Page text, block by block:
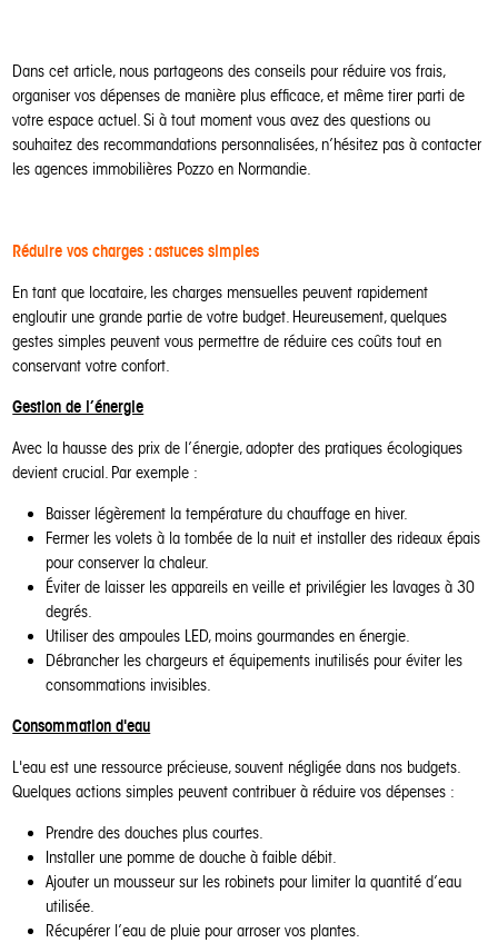
Dans cet article, nous partageons des conseils pour réduire vos frais,
organiser vos dépenses de manière plus efficace, et même tirer parti de
votre espace actuel. Si à tout moment vous avez des questions ou
souhaitez des recommandations personnalisées, n’hésitez pas à contacter
les agences immobilières Pozzo en Normandie.
Réduire vos charges : astuces simples
En tant que locataire, les charges mensuelles peuvent rapidement
engloutir une grande partie de votre budget. Heureusement, quelques
gestes simples peuvent vous permettre de réduire ces coûts tout en
conservant votre confort.
Gestion de l’énergie
Avec la hausse des prix de l’énergie, adopter des pratiques écologiques
devient crucial. Par exemple :
Baisser légèrement la température du chauffage en hiver.
Fermer les volets à la tombée de la nuit et installer des rideaux épais
pour conserver la chaleur.
Éviter de laisser les appareils en veille et privilégier les lavages à 30
degrés.
Utiliser des ampoules LED, moins gourmandes en énergie.
Débrancher les chargeurs et équipements inutilisés pour éviter les
consommations invisibles.
Consommation d'eau
L'eau est une ressource précieuse, souvent négligée dans nos budgets.
Quelques actions simples peuvent contribuer à réduire vos dépenses :
Prendre des douches plus courtes.
Installer une pomme de douche à faible débit.
Ajouter un mousseur sur les robinets pour limiter la quantité d’eau
utilisée.
Récupérer l’eau de pluie pour arroser vos plantes.